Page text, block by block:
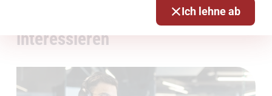
Ich lehne ab
Das könnte Sie auch
interessieren